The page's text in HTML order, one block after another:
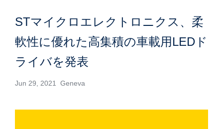
STマイクロエレクトロニクス、柔
軟性に優れた高集積の車載用LEDド
ライバを発表
Jun 29, 2021 Geneva